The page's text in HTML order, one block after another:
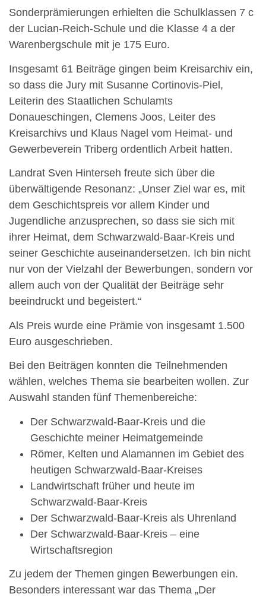
Sonderprämierungen erhielten die Schulklassen 7 c
der Lucian-Reich-Schule und die Klasse 4 a der
Warenbergschule mit je 175 Euro.
Insgesamt 61 Beiträge gingen beim Kreisarchiv ein,
so dass die Jury mit Susanne Cortinovis-Piel,
Leiterin des Staatlichen Schulamts
Donaueschingen, Clemens Joos, Leiter des
Kreisarchivs und Klaus Nagel vom Heimat- und
Gewerbeverein Triberg ordentlich Arbeit hatten.
Landrat Sven Hinterseh freute sich über die
überwältigende Resonanz: „Unser Ziel war es, mit
dem Geschichtspreis vor allem Kinder und
Jugendliche anzusprechen, so dass sie sich mit
ihrer Heimat, dem Schwarzwald-Baar-Kreis und
seiner Geschichte auseinandersetzen. Ich bin nicht
nur von der Vielzahl der Bewerbungen, sondern vor
allem auch von der Qualität der Beiträge sehr
beeindruckt und begeistert.“
Als Preis wurde eine Prämie von insgesamt 1.500
Euro ausgeschrieben.
Bei den Beiträgen konnten die Teilnehmenden
wählen, welches Thema sie bearbeiten wollen. Zur
Auswahl standen fünf Themenbereiche:
Der Schwarzwald-Baar-Kreis und die
Geschichte meiner Heimatgemeinde
Römer, Kelten und Alamannen im Gebiet des
heutigen Schwarzwald-Baar-Kreises
Landwirtschaft früher und heute im
Schwarzwald-Baar-Kreis
Der Schwarzwald-Baar-Kreis als Uhrenland
Der Schwarzwald-Baar-Kreis – eine
Wirtschaftsregion
Zu jedem der Themen gingen Bewerbungen ein.
Besonders interessant war das Thema „Der